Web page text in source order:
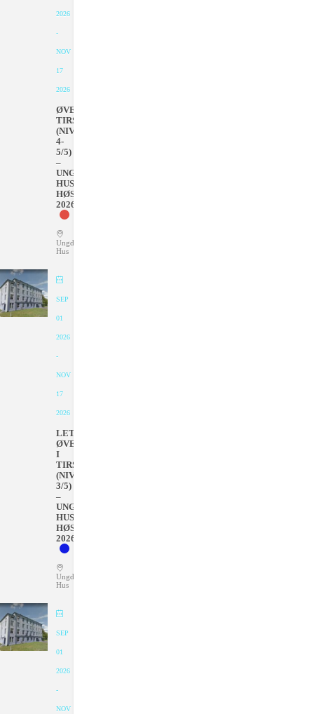
2026
-
NOV
17
2026
ØVET
TIRSDAGER
(NIVÅ
4-
5/5)
–
UNGDOMMENS
HUS
HØSTEN
2026
Ungdommens
Hus
SEP
01
2026
-
NOV
17
2026
LETT
ØVET
I
TIRSDAGER
(NIVÅ
3/5)
–
UNGDOMMENS
HUS
HØSTEN
2026
Ungdommens
Hus
SEP
01
2026
-
NOV